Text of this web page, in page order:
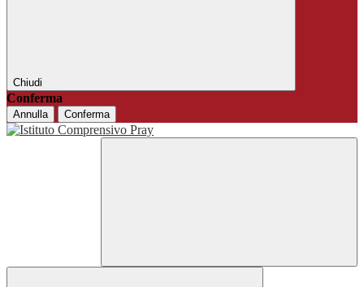
Chiudi
Conferma
Annulla Conferma